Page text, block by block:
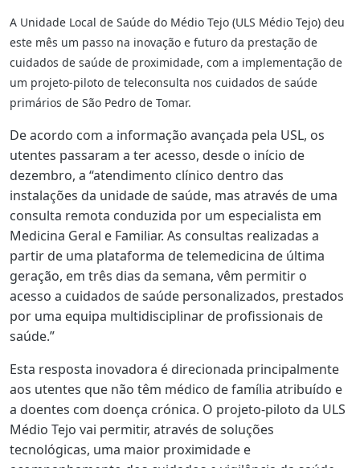
A Unidade Local de Saúde do Médio Tejo (ULS Médio Tejo) deu
este mês um passo na inovação e futuro da prestação de
cuidados de saúde de proximidade, com a implementação de
um projeto-piloto de teleconsulta nos cuidados de saúde
primários de São Pedro de Tomar.
De acordo com a informação avançada pela USL, os
utentes passaram a ter acesso, desde o início de
dezembro, a “atendimento clínico dentro das
instalações da unidade de saúde, mas através de uma
consulta remota conduzida por um especialista em
Medicina Geral e Familiar. As consultas realizadas a
partir de uma plataforma de telemedicina de última
geração, em três dias da semana, vêm permitir o
acesso a cuidados de saúde personalizados, prestados
por uma equipa multidisciplinar de profissionais de
saúde.”
Esta resposta inovadora é direcionada principalmente
aos utentes que não têm médico de família atribuído e
a doentes com doença crónica. O projeto-piloto da ULS
Médio Tejo vai permitir, através de soluções
tecnológicas, uma maior proximidade e